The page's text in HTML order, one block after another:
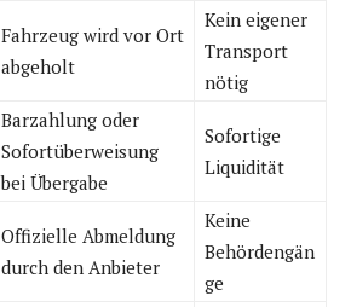
Fahrzeug wird vor Ort
abgeholt
Kein eigener
Transport
nötig
Barzahlung oder
Sofortüberweisung
bei Übergabe
Sofortige
Liquidität
Offizielle Abmeldung
durch den Anbieter
Keine
Behördengän
ge